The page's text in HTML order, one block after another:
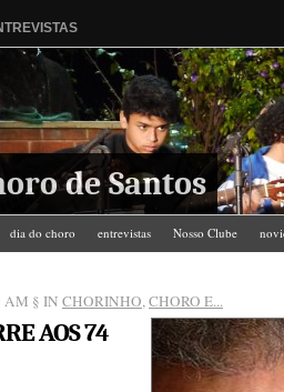
de Santos
dia do choro entrevistas Nosso Clube
AM § IN CHORINHO,CHORO E...
AOS 74